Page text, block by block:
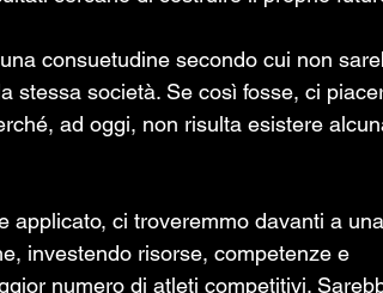
consuetudine secondo cui non
stessa società. Se così fosse, ci
ad oggi, non risulta esistere
investendo risorse, competenze e
numero di atleti competitivi.